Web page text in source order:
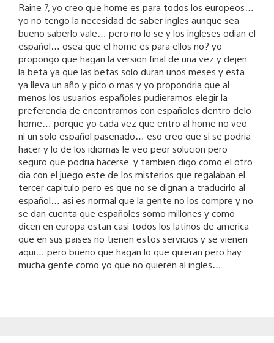
Raine 7, yo creo que home es para todos los europeos…
yo no tengo la necesidad de saber ingles aunque sea
bueno saberlo vale… pero no lo se y los ingleses odian el
español… osea que el home es para ellos no? yo
propongo que hagan la version final de una vez y dejen
la beta ya que las betas solo duran unos meses y esta
ya lleva un año y pico o mas y yo propondria que al
menos los usuarios españoles pudieramos elegir la
preferencia de encontrarnos con españoles dentro delo
home… porque yo cada vez que entro al home no veo
ni un solo español pasenado… eso creo que si se podria
hacer y lo de los idiomas le veo peor solucion pero
seguro que podria hacerse. y tambien digo como el otro
dia con el juego este de los misterios que regalaban el
tercer capitulo pero es que no se dignan a traducirlo al
español… asi es normal que la gente no los compre y no
se dan cuenta que españoles somo millones y como
dicen en europa estan casi todos los latinos de america
que en sus paises no tienen estos servicios y se vienen
aqui… pero bueno que hagan lo que quieran pero hay
mucha gente como yo que no quieren al ingles…